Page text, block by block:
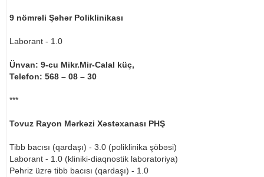
9 nömrəli Şəhər Poliklinikası
Laborant - 1.0
Ünvan: 9-cu Mikr.Mir-Calal küç,
Telefon: 568 – 08 – 30
***
Tovuz Rayon Mərkəzi Xəstəxanası PHŞ
Tibb bacısı (qardaşı) - 3.0 (poliklinika şöbəsi)
Laborant - 1.0 (kliniki-diaqnostik laboratoriya)
Pəhriz üzrə tibb bacısı (qardaşı) - 1.0